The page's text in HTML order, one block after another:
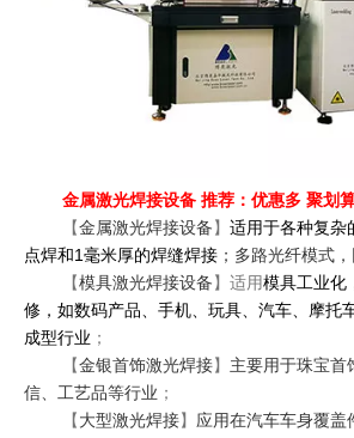
金属激光焊接设备 推荐：优惠多 聚划
【 金属激光焊接设备 】 适用于各种复杂
点焊和 1 毫米厚的焊缝焊接 ；多路光纤模式
【 模具激光焊接设备 】适用模具工业化
修，如数码产品、手机、玩具、汽车、摩托
成型行业 ；
【 金银首饰激光焊接 】 主要用于珠宝首
信、工艺品等行业 ；
【 大型激光焊接 】 应用在汽车车身覆盖